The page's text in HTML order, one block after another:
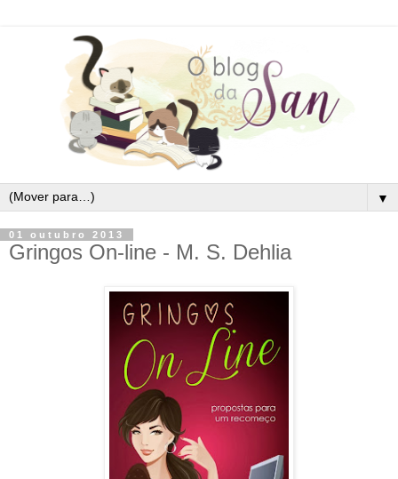
▼
01 outubro 2013
Gringos On-line - M. S. Dehlia